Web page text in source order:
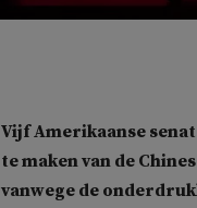
Vijf Amerikaanse
te maken van de
vanwege de